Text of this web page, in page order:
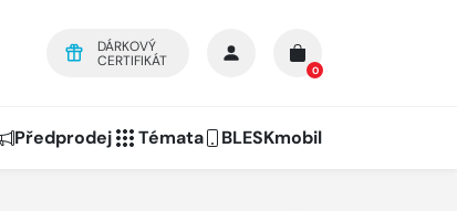
DÁRKOVÝ
CERTIFIKÁT
0
Předprodej Témata BLESKmobil